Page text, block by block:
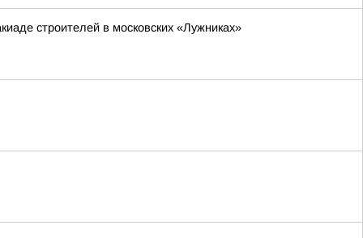
строителей в московских «Лужниках»